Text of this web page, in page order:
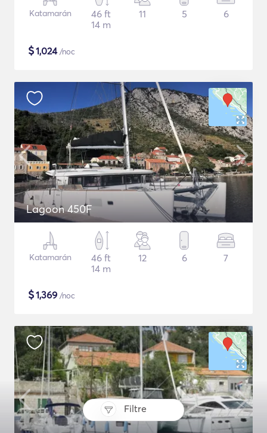
Filtre
Katamarán
46 ft
14 m
11 5 6
$1,024/noc
Lagoon 450F
Katamarán
46 ft
14 m
12 6 7
$1,369 /noc